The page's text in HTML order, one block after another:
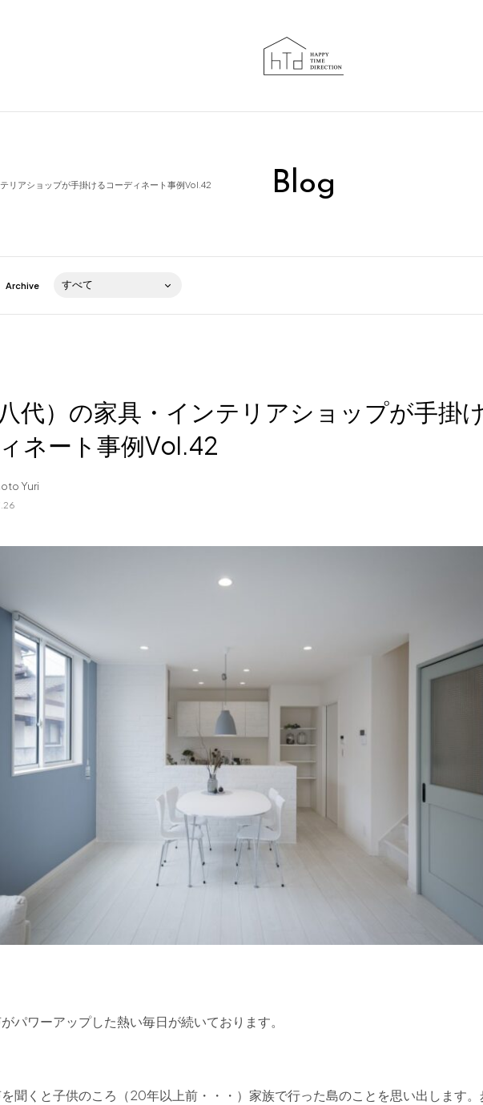
52-0323
096-274-8175
45-9282
Blog
リアショップが手掛けるコーディネート事例Vol.42
Archive
代）の家具・インテリアショップが手掛
ネート事例Vol.42
Yuri
パワーアップした熱い毎日が続いております。
聞くと子供のころ（20年以上前・・・）家族で行った島のことを思い出します。